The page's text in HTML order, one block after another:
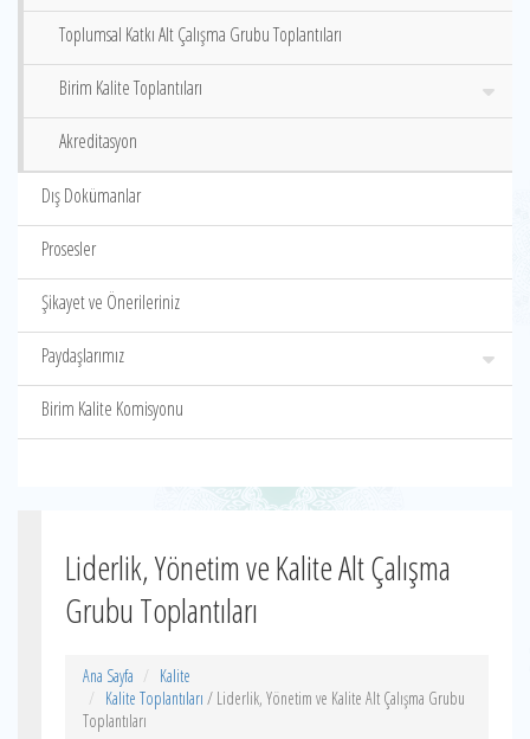
Toplumsal Katkı Alt Çalışma Grubu Toplantıları
Birim Kalite Toplantıları
Akreditasyon
Dış Dokümanlar
Prosesler
Şikayet ve Önerileriniz
Paydaşlarımız
Birim Kalite Komisyonu
Liderlik, Yönetim ve Kalite Alt Çalışma
Grubu Toplantıları
Ana Sayfa
Kalite
Kalite Toplantıları / Liderlik, Yönetim ve Kalite Alt Çalışma Grubu
Toplantıları